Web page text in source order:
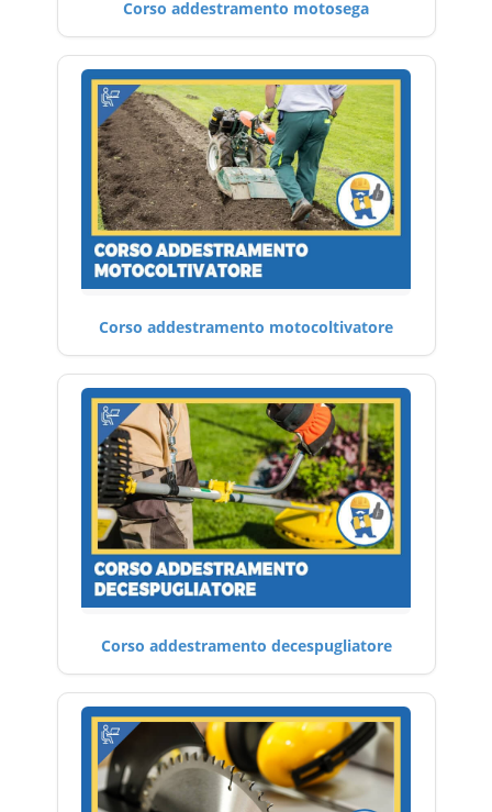
Corso addestramento motosega
Corso addestramento motocoltivatore
Corso addestramento decespugliatore